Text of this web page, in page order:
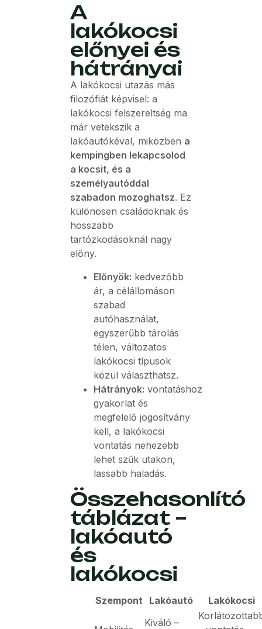
A
lakókocsi
előnyei és
hátrányai
A lakókocsi utazás más
filozófiát képvisel: a
lakókocsi felszereltség ma
már vetekszik a
lakóautókéval, miközben a
kempingben lekapcsolod
a kocsit, és a
személyautóddal
szabadon mozoghatsz. Ez
különösen családoknak és
hosszabb
tartózkodásoknál nagy
előny.
Előnyök: kedvezőbb
ár, a célállomáson
szabad
autóhasználat,
egyszerűbb tárolás
télen, változatos
lakókocsi típusok
közül választhatsz.
Hátrányok: vontatáshoz
gyakorlat és
megfelelő jogosítvány
kell, a lakókocsi
vontatás nehezebb
lehet szűk utakon,
lassabb haladás.
Összehasonlító
táblázat –
lakóautó
és
lakókocsi
Szempont Lakóautó Lakókocsi
Kiváló –